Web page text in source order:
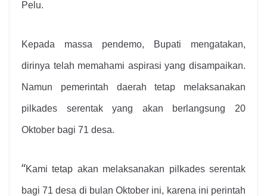
Pelu.
Kepada massa pendemo, Bupati mengatakan,
dirinya telah memahami aspirasi yang disampaikan.
Namun pemerintah daerah tetap melaksanakan
pilkades serentak yang akan berlangsung 20
Oktober bagi 71 desa.
“Kami tetap akan melaksanakan pilkades serentak
bagi 71 desa di bulan Oktober ini, karena ini perintah